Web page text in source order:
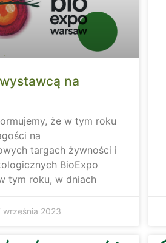
na
że w tym roku
na
targach żywności i
BioExpo
tym roku, w dniach
września 2023